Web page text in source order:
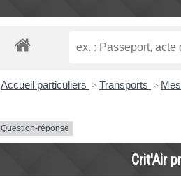
Accueil particuliers > Transports >
Question-réponse
Crit'Air